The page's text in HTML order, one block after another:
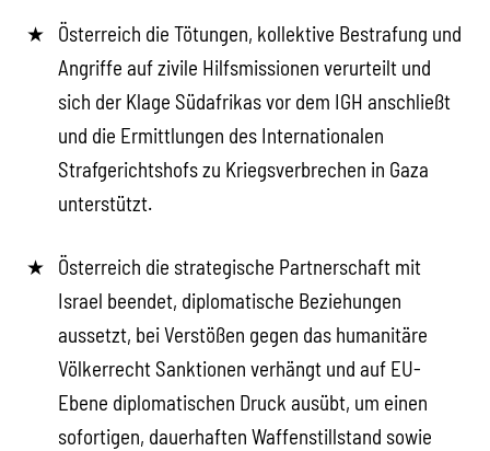
Österreich die Tötungen, kollektive Bestrafung und
Angriffe auf zivile Hilfsmissionen verurteilt und
sich der Klage Südafrikas vor dem IGH anschließt
und die Ermittlungen des Internationalen
Strafgerichtshofs zu Kriegsverbrechen in Gaza
unterstützt.
Österreich die strategische Partnerschaft mit
Israel beendet, diplomatische Beziehungen
aussetzt, bei Verstößen gegen das humanitäre
Völkerrecht Sanktionen verhängt und auf EU-
Ebene diplomatischen Druck ausübt, um einen
sofortigen, dauerhaften Waffenstillstand sowie